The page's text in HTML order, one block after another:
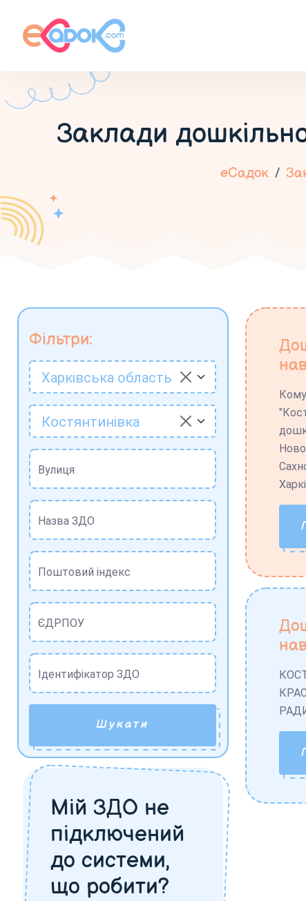
Заклади
еСадок
Фільтри:
Харківська область
Костянтинівка
Вулиця
Назва ЗДО
Поштовий індекс
ЄДРПОУ
Ідентифікатор ЗДО
Шукати
Мій ЗДО не
підключений
до системи,
що робити?